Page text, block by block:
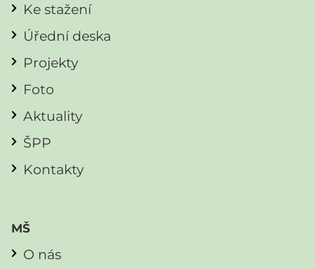
Ke stažení
Úřední deska
Projekty
Foto
Aktuality
ŠPP
Kontakty
MŠ
O nás